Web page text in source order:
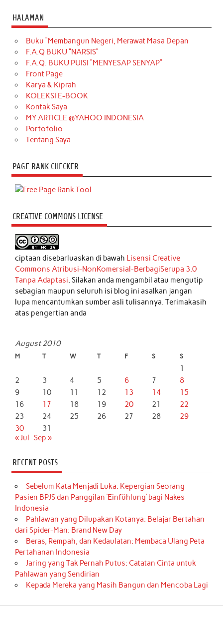
HALAMAN
Buku “Membangun Negeri, Merawat Masa Depan
F.A.Q BUKU “NARSIS”
F.A.Q. BUKU PUISI “MENYESAP SENYAP”
Front Page
Karya & Kiprah
KOLEKSI E-BOOK
Kontak Saya
MY ARTICLE @YAHOO INDONESIA
Portofolio
Tentang Saya
PAGE RANK CHECKER
CREATIVE COMMONS LICENSE
ciptaan disebarluaskan di bawah Lisensi Creative
Commons Atribusi-NonKomersial-BerbagiSerupa 3.0
Tanpa Adaptasi. Silakan anda mengambil atau mengutip
sebagian maupun seluruh isi blog ini asalkan jangan
lupa mencantumkan sumber asli tulisannya. Terimakasih
atas pengertian anda
August 2010
M T W T F S S
1
2
3 4 5 6 7
8
9
10 11 12 13 14
15
16
17 18 19 20 21
22
23
24 25 26 27 28
29
30
31
« Jul Sep »
RECENT POSTS
Sebelum Kata Menjadi Luka: Kepergian Seorang
Pasien BPJS dan Panggilan ‘Einfühlung’ bagi Nakes
Indonesia
Pahlawan yang Dilupakan Kotanya: Belajar Bertahan
dari Spider-Man: Brand New Day
Beras, Rempah, dan Kedaulatan: Membaca Ulang Peta
Pertahanan Indonesia
Jaring yang Tak Pernah Putus: Catatan Cinta untuk
Pahlawan yang Sendirian
Kepada Mereka yang Masih Bangun dan Mencoba Lagi